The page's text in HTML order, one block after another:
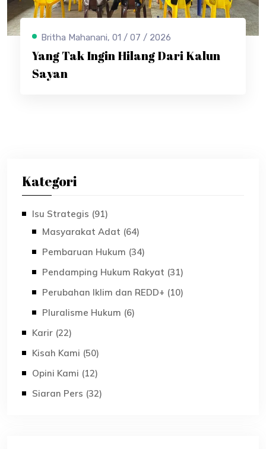
Britha Mahanani, 01 / 07 / 2026
Yang Tak Ingin Hilang Dari Kalun
Sayan
Kategori
Isu Strategis (91)
Masyarakat Adat (64)
Pembaruan Hukum (34)
Pendamping Hukum Rakyat (31)
Perubahan Iklim dan REDD+ (10)
Pluralisme Hukum (6)
Karir (22)
Kisah Kami (50)
Opini Kami (12)
Siaran Pers (32)